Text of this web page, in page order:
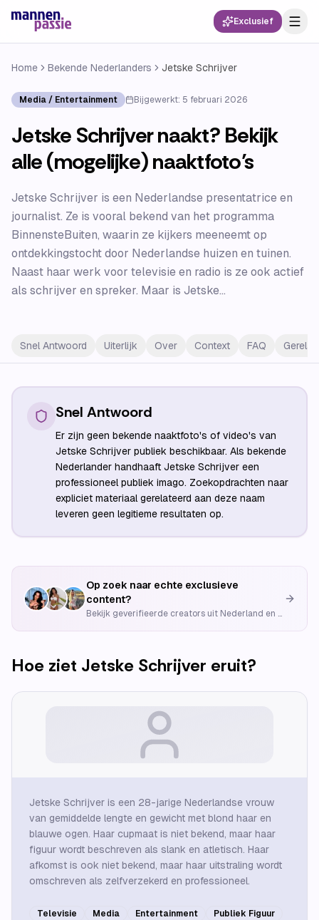
Exclusief
Home Bekende Nederlanders Jetske Schrijver
Media / Entertainment Bijgewerkt: 5 februari 2026
Jetske Schrijver naakt? Bekijk
alle (mogelijke) naaktfoto’s
Jetske Schrijver is een Nederlandse presentatrice en
journalist. Ze is vooral bekend van het programma
BinnensteBuiten, waarin ze kijkers meeneemt op
ontdekkingstocht door Nederlandse huizen en tuinen.
Naast haar werk voor televisie en radio is ze ook actief
als schrijver en spreker. Maar is Jetske...
Snel Antwoord Uiterlijk Over Context FAQ
Snel Antwoord
Er zijn geen bekende naaktfoto's of video's van
Jetske Schrijver publiek beschikbaar. Als bekende
Nederlander handhaaft Jetske Schrijver een
professioneel publiek imago. Zoekopdrachten naar
expliciet materiaal gerelateerd aan deze naam
leveren geen legitieme resultaten op.
Op zoek naar echte exclusieve
content?
Bekijk geverifieerde creators uit Nederland en België
Hoe ziet Jetske Schrijver eruit?
Jetske Schrijver is een 28-jarige Nederlandse vrouw
van gemiddelde lengte en gewicht met blond haar en
blauwe ogen. Haar cupmaat is niet bekend, maar haar
figuur wordt beschreven als slank en atletisch. Haar
afkomst is ook niet bekend, maar haar uitstraling wordt
omschreven als zelfverzekerd en professioneel.
Televisie Media Entertainment Publiek Figuur